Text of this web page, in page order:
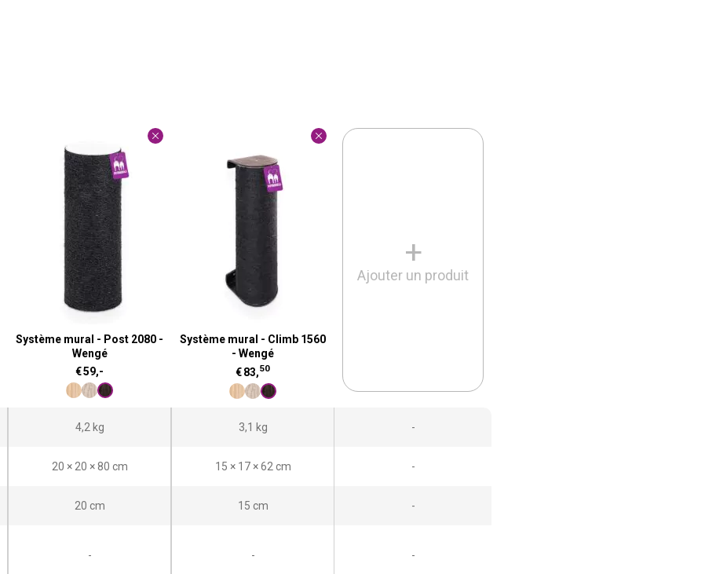
Système mural - Post 2080 -
Wengé
€59,-
Système mural - Climb 1560
- Wengé
€83,50
+
Ajouter un produit
4,2 kg 3,1 kg -
20 × 20 × 80 cm 15 × 17 × 62 cm -
20 cm 15 cm -
- - -